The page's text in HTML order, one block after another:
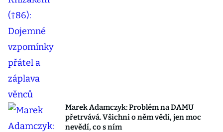
Marek Adamczyk: Problém na DAMU
přetrvává. Všichni o něm vědí, jen moc
nevědí, co s ním